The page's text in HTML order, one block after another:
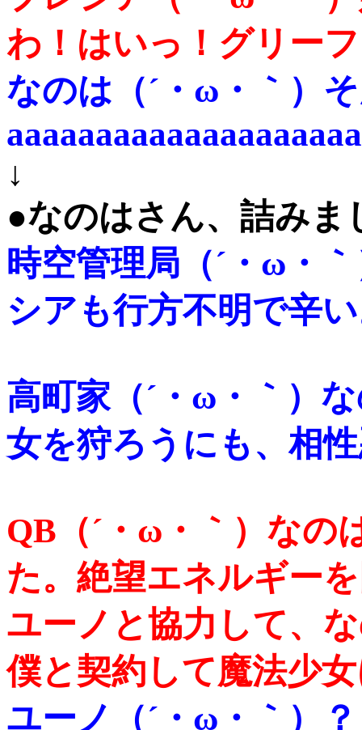
わ！はいっ！グリー
なのは（´・ω・｀）
↓
●なのはさん、詰みま
時空管理局（´・ω・
シアも行方不明で辛
高町家（´・ω・｀）
女を狩ろうにも、相
QB（´・ω・｀）なの
た。絶望エネルギー
ユーノと協力して、
僕と契約して魔法少
ユーノ（´・ω・｀）